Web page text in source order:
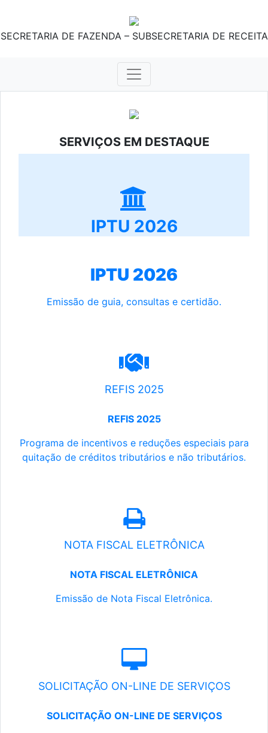
SECRETARIA DE FAZENDA – SUBSECRETARIA DE RECEITA
SERVIÇOS EM DESTAQUE
IPTU 2026
IPTU 2026
Emissão de guia, consultas e certidão.
REFIS 2025
REFIS 2025
Programa de incentivos e reduções especiais para
quitação de créditos tributários e não tributários.
NOTA FISCAL ELETRÔNICA
NOTA FISCAL ELETRÔNICA
Emissão de Nota Fiscal Eletrônica.
SOLICITAÇÃO ON-LINE DE SERVIÇOS
SOLICITAÇÃO ON-LINE DE SERVIÇOS